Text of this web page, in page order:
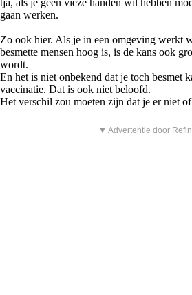
tja, als je geen vieze handen wil hebben
gaan werken.
Zo ook hier. Als je in een omgeving werkt
besmette mensen hoog is, is de kans ook
wordt.
En het is niet onbekend dat je toch besmet
vaccinatie. Dat is ook niet beloofd.
Het verschil zou moeten zijn dat je er niet
▼ Advertentie door